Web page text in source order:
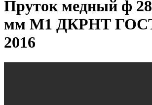
Пруток медный ф 28
мм М1 ДКРНТ
2016